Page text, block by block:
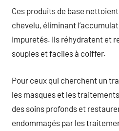
Ces produits de base
chevelu, éliminant
impuretés. Ils réhydratent et
souples et faciles à coiffer.
Pour ceux qui cherchent un
les masques et les
des soins profonds et
endommagés par les